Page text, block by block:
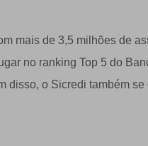
mais de 3,5 milhões de
no ranking Top 5 do
disso, o Sicredi também